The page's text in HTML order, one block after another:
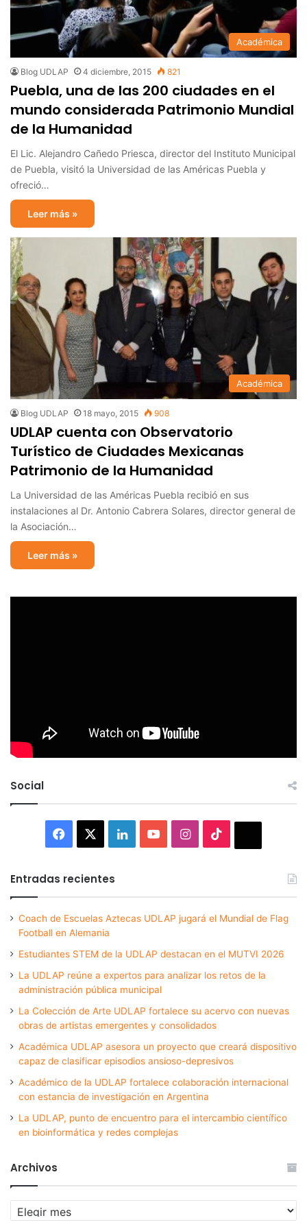
Académica
Blog UDLAP 4 diciembre, 2015 821
Puebla, una de las 200 ciudades en el
mundo considerada Patrimonio Mundial
de la Humanidad
El Lic. Alejandro Cañedo Priesca, director del Instituto Municipal
de Puebla, visitó la Universidad de las Américas Puebla y
ofreció…
Leer más »
Académica
Blog UDLAP 18 mayo, 2015 908
UDLAP cuenta con Observatorio
Turístico de Ciudades Mexicanas
Patrimonio de la Humanidad
La Universidad de las Américas Puebla recibió en sus
instalaciones al Dr. Antonio Cabrera Solares, director general de
la Asociación…
Leer más »
Social
Facebook LinkedInYouTubeInstagram
Entradas recientes
Coach de Escuelas Aztecas UDLAP jugará el Mundial de Flag
Football en Alemania
Estudiantes STEM de la UDLAP destacan en el MUTVI 2026
La UDLAP reúne a expertos para analizar los retos de la
administración pública municipal
La Colección de Arte UDLAP fortalece su acervo con nuevas
obras de artistas emergentes y consolidados
Académica UDLAP asesora un proyecto que creará dispositivo
capaz de clasificar episodios ansioso-depresivos
Académico de la UDLAP fortalece colaboración internacional
con estancia de investigación en Argentina
La UDLAP, punto de encuentro para el intercambio científico
en bioinformática y redes complejas
Archivos
Archivos